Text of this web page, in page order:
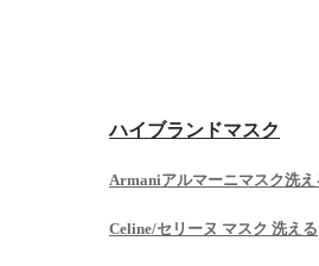
ハイブランドマスク
Armaniアルマーニマスク洗え
Celine/セリーヌ マスク 洗える